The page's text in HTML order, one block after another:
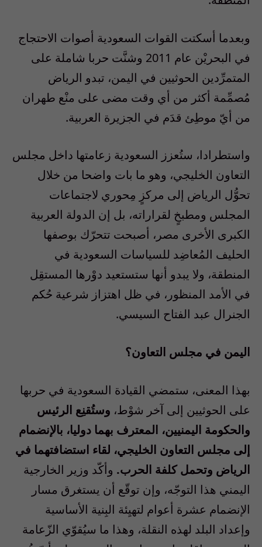
وبعدما أسكتت القوات السعودية أصوات الاحتجاج
في البحريْن عام 2011 وشنَّت حربا شاملة على
المتمرِّدين الحوثيين في اليمن، تبدو الرياض
مُصمِّمة أكثر من أي وقت مضى على منْع طهران
من أيّ موطِئ قدَم في الجزيرة العربية.
واستطرادا، ستُعزز السعودية زعامتها داخل مجلس
التعاون الخليجي، وهو ما بات واضحا من خلال
تحوُّل الرياض إلى مركزٍ مِحوري لاجتماعات
المجلس ومطبخٍ لقراراته، بل إن الدولة العربية
الكبرى الأخرى مصر، أصبحت تتحرّك بوصفها
الحليف المُعاضِد للسياسات السعودية في
المنطقة، ولا يبدو أنها ستستعيد دوْرها المستقِل
في الأمد المنظور، في ظل اهتزاز شرعية حُكم
الجنرال عبد الفتاح السيسي.
اليمن في مجلس التعاون؟
بهذا المعنى، ستمضي القيادة السعودية في حربها
على الحوثيين إلى آخر شوْط، وستُقنِع الرئيس
والحكومة اليمنيين، المعترف بهما دوليا، بالإنضمام
إلى مجلس التعاون الخليجي، لقاء استضافتهما في
الرياض وتحمل كلفة الحرب. وأكّد وزير الخارجية
اليمني هذا التوجّه، وإن توقّع أن يستغرق مسار
الإنضمام عشرة أعوام لتهيِئة البِنية الأساسية
وإعداد البلد لهذه النقلة، وهذا ما سيُقوّي الزّعامة